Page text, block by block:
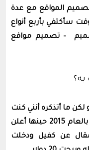
المواقع مع عدة
سأكتفي بأربع أنواع
– تصميم مواقع
ما أتذكره أنني كنت
من أوائل المنضمين لكفيل وكان ذلك بالعام 2015 حينها أعلن
عن كفيل ودخلت